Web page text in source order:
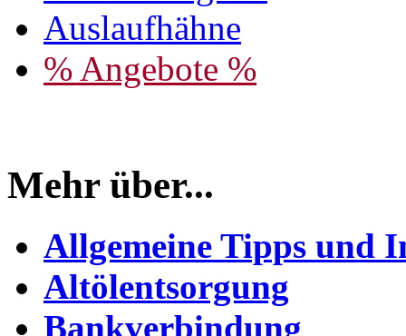
Auslaufhähne
% Angebote %
Mehr über...
Allgemeine Tipps und
Altölentsorgung
Bankverbindung